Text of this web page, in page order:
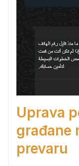
Uprava
građane
prevaru